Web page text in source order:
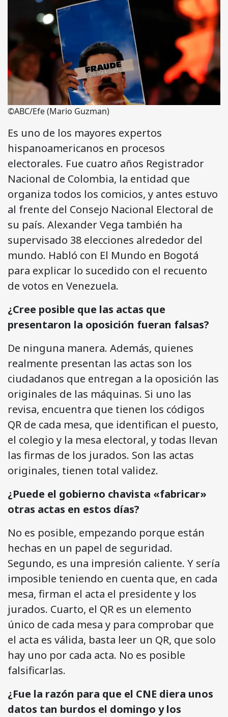
©ABC/Efe (Mario Guzman)
Es uno de los mayores expertos
hispanoamericanos en procesos
electorales. Fue cuatro años Registrador
Nacional de Colombia, la entidad que
organiza todos los comicios, y antes estuvo
al frente del Consejo Nacional Electoral de
su país. Alexander Vega también ha
supervisado 38 elecciones alrededor del
mundo. Habló con El Mundo en Bogotá
para explicar lo sucedido con el recuento
de votos en Venezuela.
¿Cree posible que las actas que
presentaron la oposición fueran falsas?
De ninguna manera. Además, quienes
realmente presentan las actas son los
ciudadanos que entregan a la oposición las
originales de las máquinas. Si uno las
revisa, encuentra que tienen los códigos
QR de cada mesa, que identifican el puesto,
el colegio y la mesa electoral, y todas llevan
las firmas de los jurados. Son las actas
originales, tienen total validez.
¿Puede el gobierno chavista «fabricar»
otras actas en estos días?
No es posible, empezando porque están
hechas en un papel de seguridad.
Segundo, es una impresión caliente. Y sería
imposible teniendo en cuenta que, en cada
mesa, firman el acta el presidente y los
jurados. Cuarto, el QR es un elemento
único de cada mesa y para comprobar que
el acta es válida, basta leer un QR, que solo
hay uno por cada acta. No es posible
falsificarlas.
¿Fue la razón para que el CNE diera unos
datos tan burdos el domingo y los